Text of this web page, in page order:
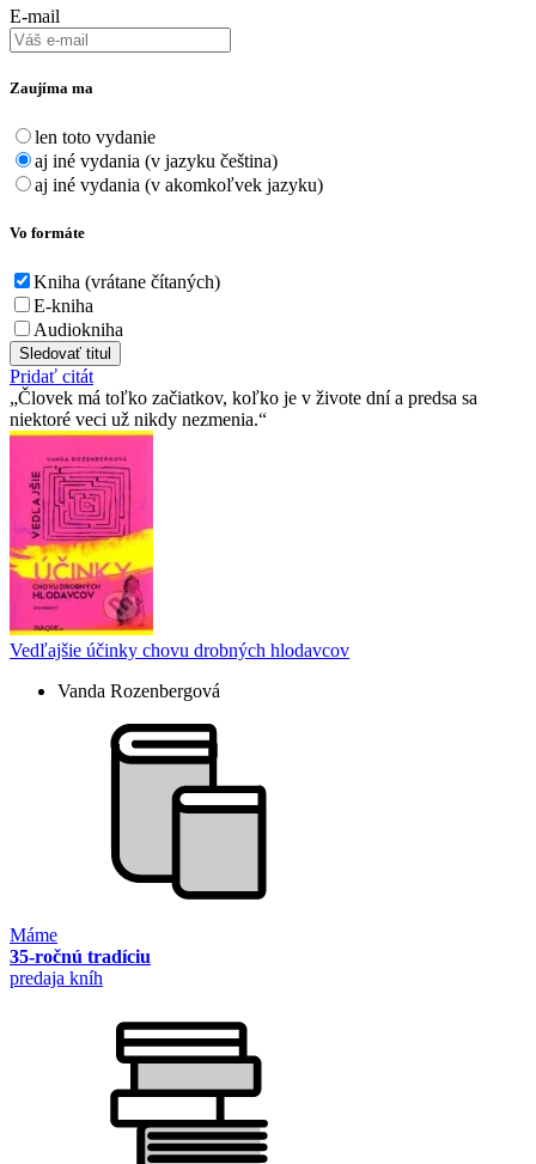
E-mail
Zaujíma ma
len toto vydanie
aj iné vydania (v jazyku čeština)
aj iné vydania (v akomkoľvek jazyku)
Vo formáte
Kniha (vrátane čítaných)
E-kniha
Audiokniha
Sledovať titul
Pridať citát
Človek má toľko začiatkov, koľko je v živote dní a predsa sa
niektoré veci už nikdy nezmenia.
Vedľajšie účinky chovu drobných hlodavcov
Vanda Rozenbergová
Máme
35-ročnú tradíciu
predaja kníh